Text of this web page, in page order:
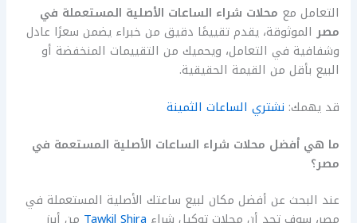
التعامل مع محلات شراء الساعات الأصلية المستعملة في
مصر الموثوقة، يقدم تقييمًا دقيق من خبراء يضمن سعرًا عادل
وشفافية في التعامل، ويحميك من التقييمات المنخفضة أو
البيع بأقل من القيمة الحقيقية.
قد يهمك: نشتري الساعات الثمينة
ما هي أفضل محلات شراء الساعات الأصلية المستعمة في
مصر؟
عند البحث عن أفضل مكان لبيع ساعتك الأصلية المستعملة في